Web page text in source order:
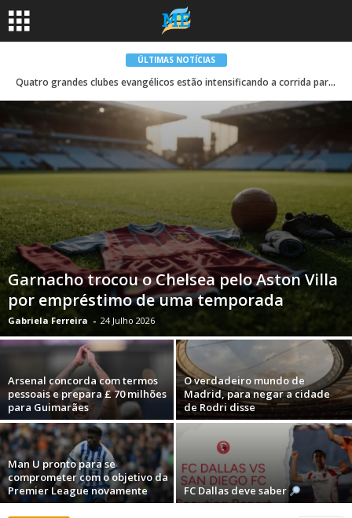
ÚLTIMAS NOTÍCIAS
Quatro grandes clubes evangélicos estão intensificando a corrida para adquirir o prodígio do RB Leipzig, Yan Diomandé
Garnacho trocou o Chelsea pelo Aston Villa
por empréstimo de uma temporada
Gabriela Ferreira - 24 Julho 2026
Arsenal concorda com termos
pessoais e prepara £ 70 milhões
para Guimarães
O verdadeiro mundo de
Madrid, para negar a cidade
de Rodri disse
Man U pronto para se
comprometer com o objetivo da
Premier League novamente
FC Dallas deve saber